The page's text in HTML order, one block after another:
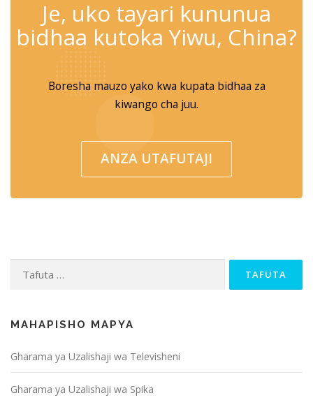
Je, uko tayari kununua
bidhaa kutoka Yiwu, China?
Boresha mauzo yako kwa kupata bidhaa za
kiwango cha juu.
ANZA UTAFUTAJI
Tafuta kwa:
MAHAPISHO MAPYA
Gharama ya Uzalishaji wa Televisheni
Gharama ya Uzalishaji wa Spika